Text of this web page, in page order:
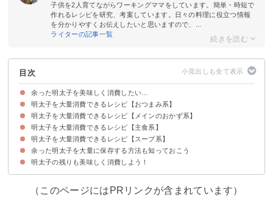
子供を2人育てながらワーキングママをしています。簡単・時短で
作れるレシピを研究、考案しています。日々の料理に役立つ情報
を分かりやすくお伝えしたいと思いますので、...
ライターの記事一覧
目次
余った明太子を美味しく消費したい…
明太子を大量消費できるレシピ【おつまみ系】
①明太子とピーマンの炒め物
②にんじんの明太子和え
③ナスの明太子クリームチーズ和え
④明太子とキャベツのコールスロー
⑤じゃがいもの明太子マヨネーズ
⑥明太子と大根のサラダ
⑦明太子入り卵焼き
明太子を大量消費できるレシピ【メインのおかず系】
①豚肉と大根の明太子炒め
②明太子とホタテのグラタン
③ささみの明太子チーズ焼き
④明太子のチキンロール
⑤いわし明太子
⑥ささみの明太子フライ
⑦タラの味噌明太子焼き
明太子を大量消費できるレシピ【主食系】
①パスタ
②オムライス
③明太子のお好み焼き
④明太子うどん
⑤明太子ごはん
⑥炊き込みご飯
⑦チャーハン
⑧明太子ピザ
明太子を大量消費できるレシピ【スープ系】
①明太子と豆腐のスープ
②明太子ミルクスープ
③明太子のみぞれ汁
余った明太子を大量に保存する方法も知っておこう
明太子の残りも美味しく消費しよう！
（このページにはPRリンクが含まれています）